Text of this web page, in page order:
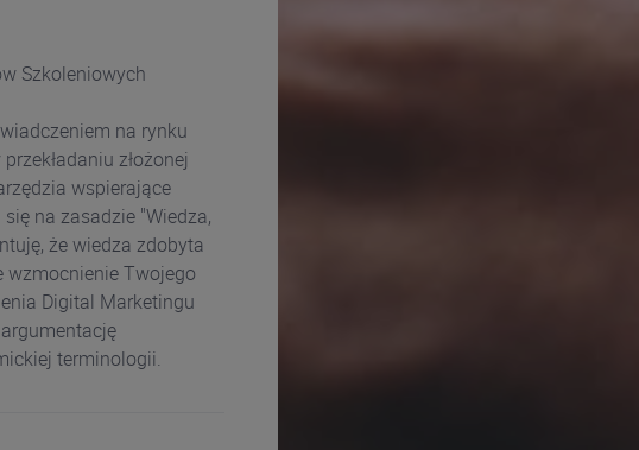
Szkoleniowych
na rynku
złożonej
wspierające
na zasadzie "Wiedza,
że wiedza zdobyta
wzmocnienie Twojego
Digital Marketingu
terminologii.